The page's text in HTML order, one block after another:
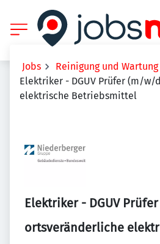
Jobs
Reinigung und Wartung
Elektriker - DGUV Prüfer (m/
elektrische Betriebsmittel
Elektriker - DGUV
ortsveränderliche